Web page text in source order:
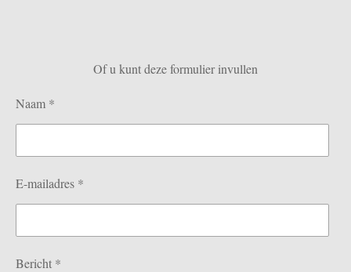
A
p
Of u kunt deze formulier invullen
Naam *
E-mailadres *
Bericht *